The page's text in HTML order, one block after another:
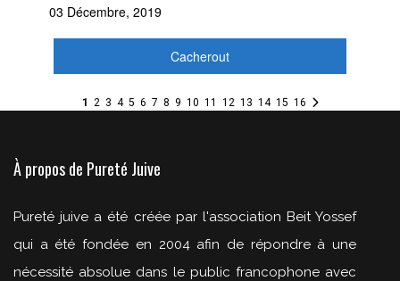
03 Décembre, 2019
Cacherout
1 2 3 4 5 6 7 8 9 10 11 12 13 14 15 16
À propos de Pureté Juive
Pureté juive a été créée par l'association Beit Yossef
qui a été fondée en 2004 afin de répondre à une
nécessité absolue dans le public francophone avec